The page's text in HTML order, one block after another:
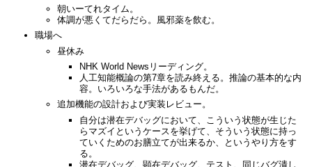
朝いーてれタイム。
体調が悪くてだらだら。風邪薬を飲む。
職場へ
昼休み
NHK World Newsリーディング。
人工知能概論の第7章を読み終える。推論の基本的な内
容。いろいろな手法があるもんだ。
追加機能の設計および実装レビュー。
自分は潜在デバッグにおいて、こういう状態が生じた
らマズイというケースを挙げて、そういう状態に持っ
ていくためのお膳立てが出来るか、というやり方をす
る。
潜在デバッグ、顕在デバッグ、テスト、同じバグ潰し